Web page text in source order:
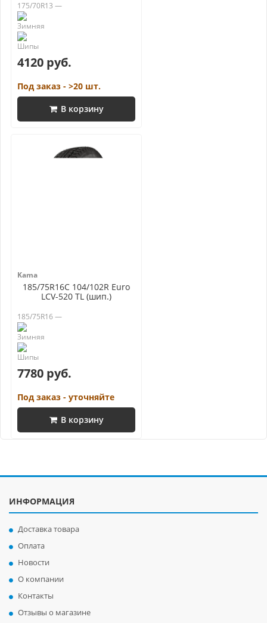
175/70R13 —
4120 руб.
Под заказ - >20 шт.
В корзину
Kama
185/75R16C 104/102R Euro
LCV-520 TL (шип.)
185/75R16 —
7780 руб.
Под заказ - уточняйте
В корзину
ИНФОРМАЦИЯ
Доставка товара
Оплата
Новости
О компании
Контакты
Отзывы о магазине